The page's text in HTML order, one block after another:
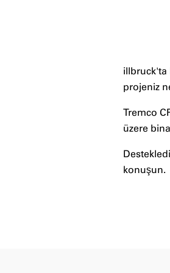
illbruck'ta
projeniz
Tremco
üzere
konuşun.